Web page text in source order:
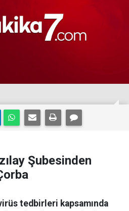
Şubesinden
tedbirleri kapsamında